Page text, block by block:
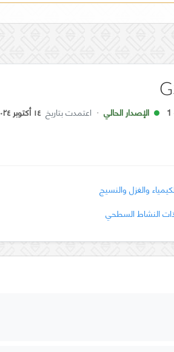
الإصدار الحالي · اعتمدت بتاريخ ١٤ أكتوبر ٢٠٢٤
والغزل والنسيج
ذات النشاط السطحي